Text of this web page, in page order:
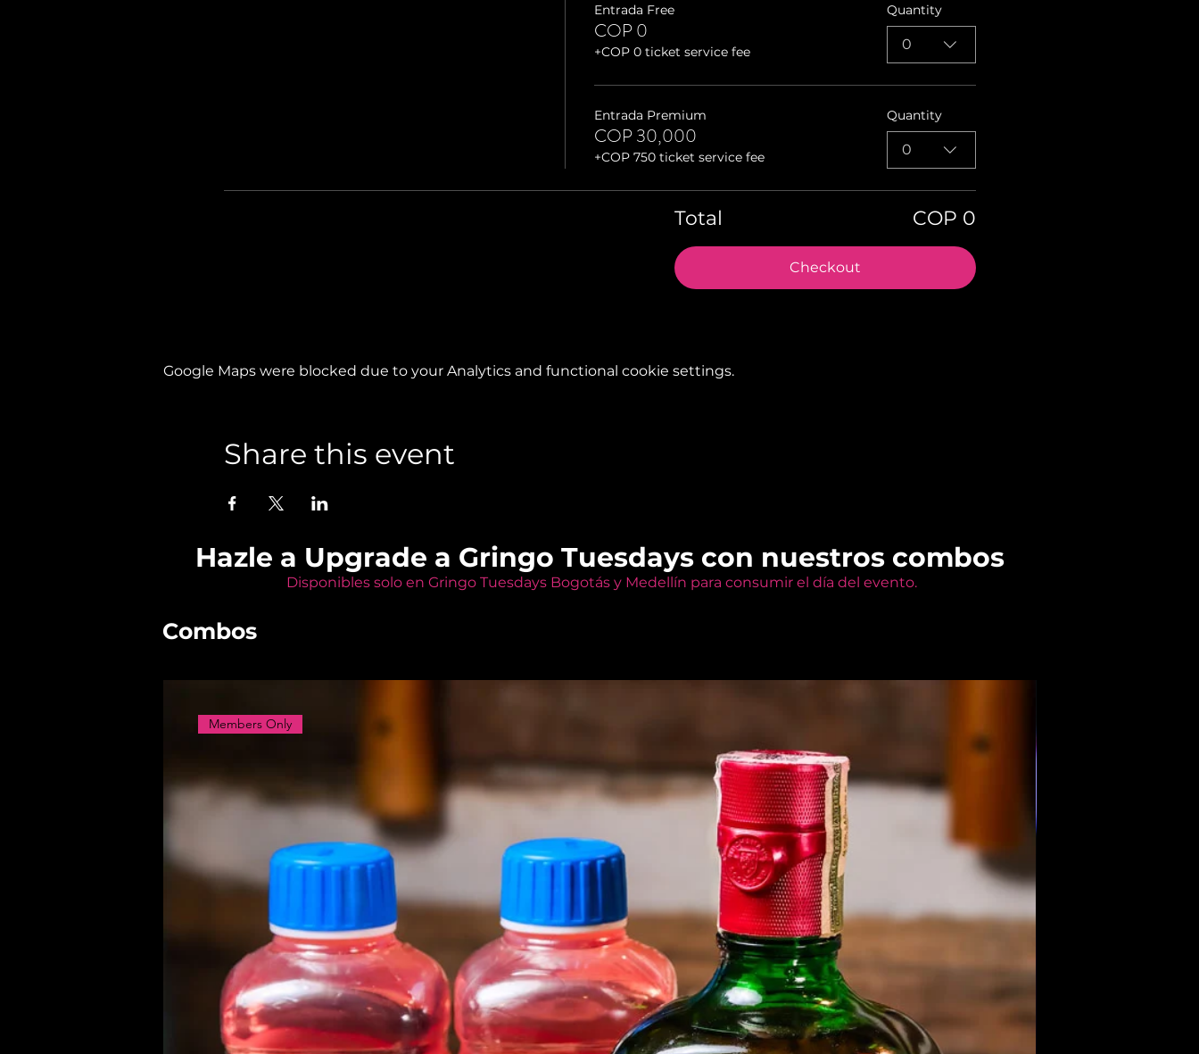
Entrada Free
COP 0
+COP 0 ticket service fee
Quantity
0
Entrada Premium
COP 30,000
+COP 750 ticket service fee
Quantity
0
Total COP 0
Checkout
Google Maps were blocked due to your Analytics and functional cookie settings.
Share this event
Hazle a Upgrade a Gringo Tuesdays con nuestros combos
Disponibles solo en Gringo Tuesdays Bogotás y Medellín para consumir el día del evento.
Combos
Members Only